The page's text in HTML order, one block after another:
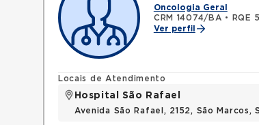
Oncologia Geral
CRM 14074/BA • RQE
Ver perfil
Locais de Atendimento
Hospital São Rafael
Avenida São Rafael, 2152, São Marcos,